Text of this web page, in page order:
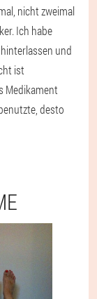
nicht zweimal
Ich habe
und
ist
Medikament
desto